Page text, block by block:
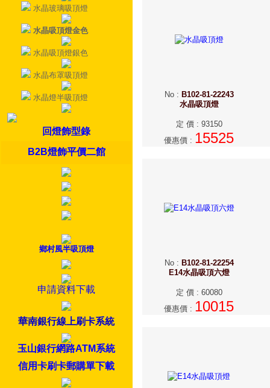
水晶玻璃吸頂燈
水晶吸頂燈金色
水晶吸頂燈銀色
水晶布罩吸頂燈
水晶燈半吸頂燈
回燈飾型錄
B2B燈飾平價二館
鄉村風半吸頂燈
申請資料下載
華南銀行線上刷卡系統
玉山銀行網路ATM系統
信用卡刷卡郵購單下載
No: B102-81-22243
水晶吸頂燈
定 價: 93150
優惠價 : 15525
No: B102-81-22254
E14水晶吸頂六燈
定 價: 60080
優惠價 : 10015